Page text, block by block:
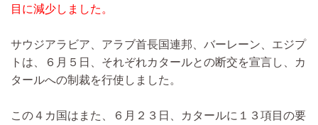
目に減少しました。
サウジアラビア、アラブ首長国連邦、バーレーン、エジプ
トは、６月５日、それぞれカタールとの断交を宣言し、カ
タールへの制裁を行使しました。
この４カ国はまた、６月２３日、カタールに１３項目の要